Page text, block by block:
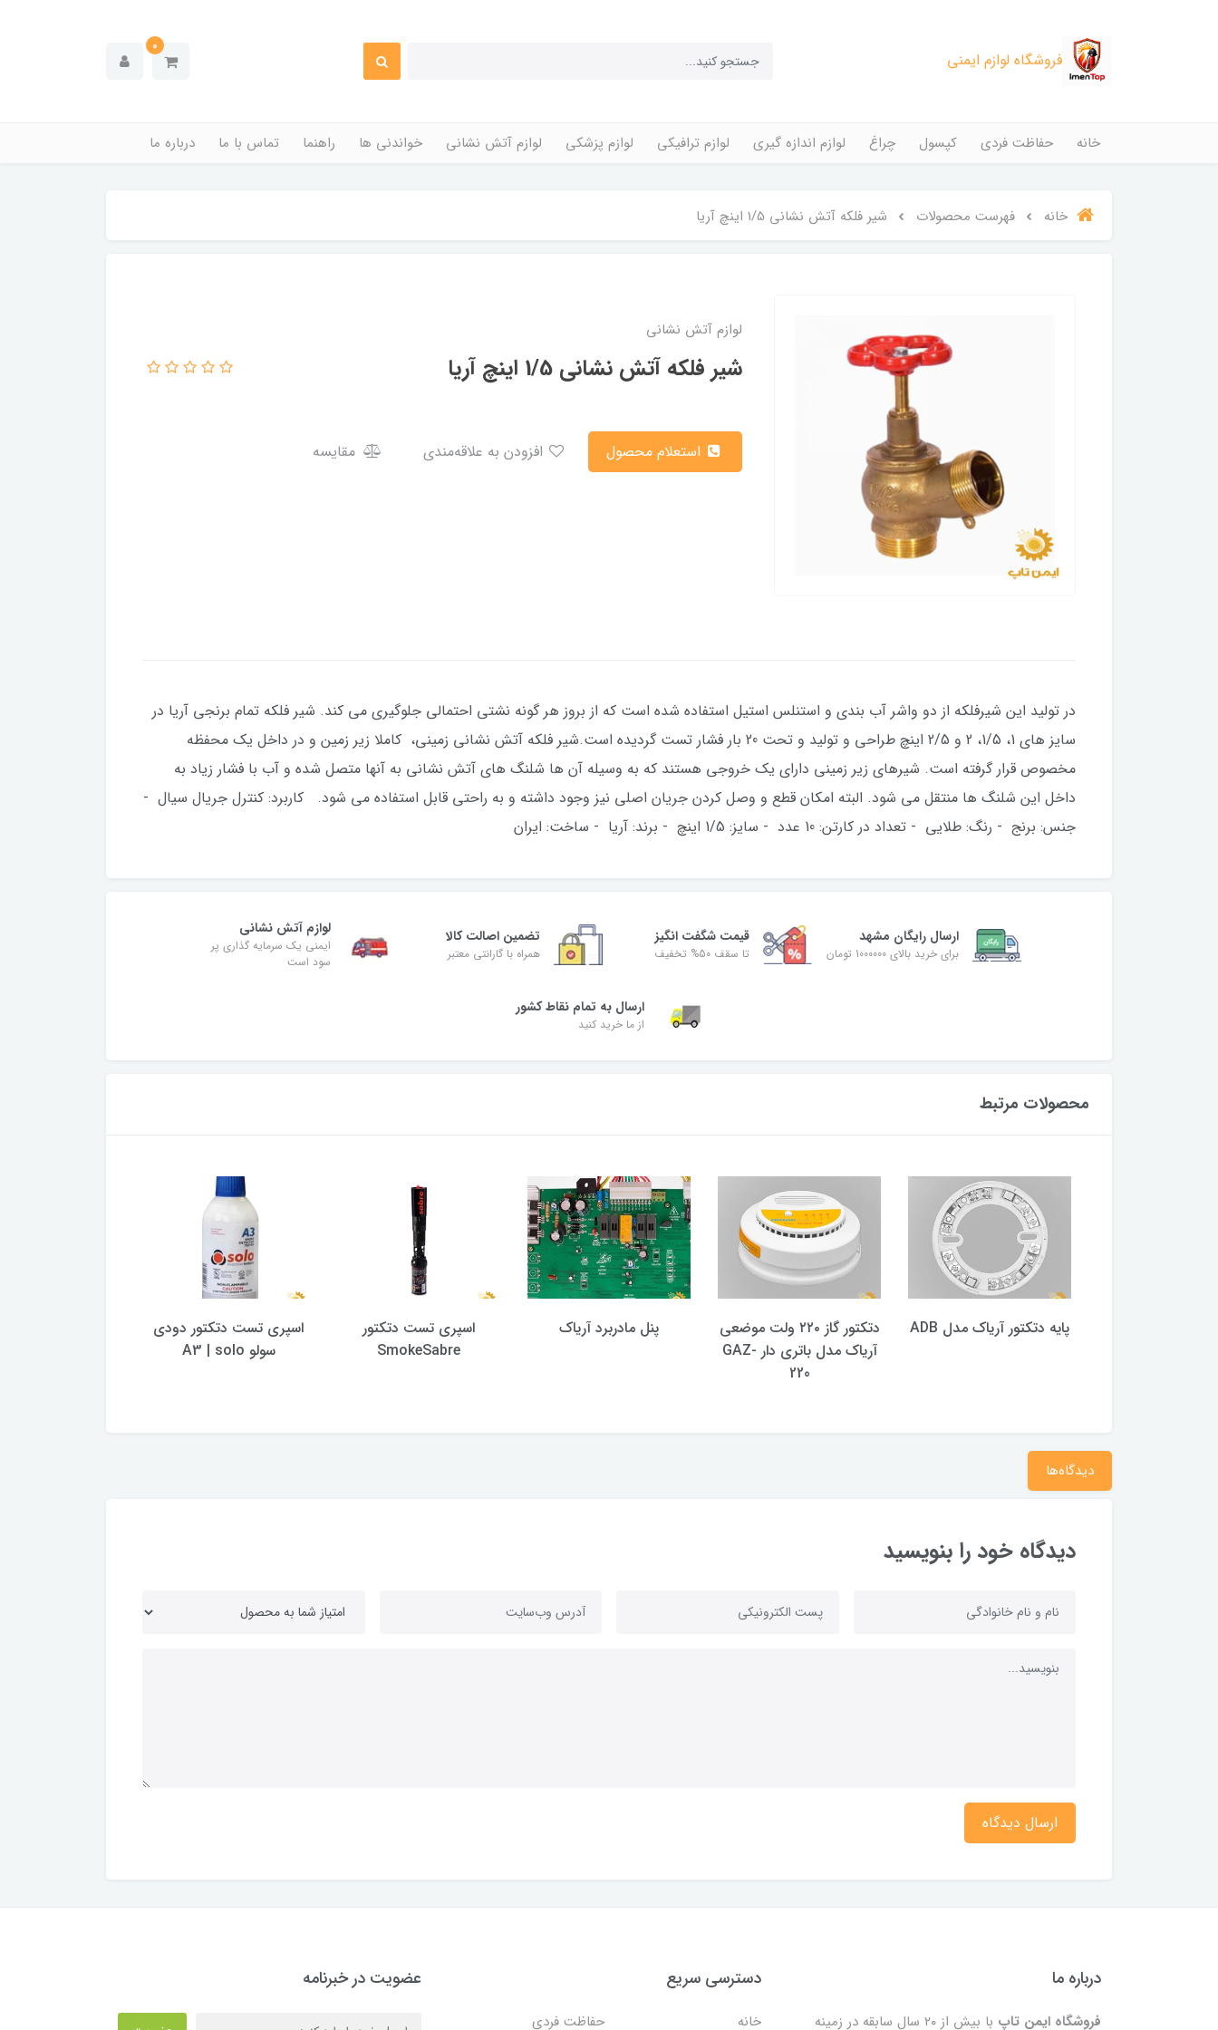
فروشگاه لوازم ایمنی
0
خانه حفاظت فردی کپسول چراغ لوازم اندازه گیری لوازم ترافیکی لوازم پزشکی لوازم آتش نشانی خواندنی ها راهنما تماس با ما درباره ما
خانه فهرست محصولات شیر فلکه آتش نشانی 1/5 اینچ آریا
لوازم آتش نشانی
شیر فلکه آتش نشانی 1/5 اینچ آریا
مقایسه
در تولید این شیرفلکه از دو واشر آب بندی و استنلس استیل استفاده شده است که از بروز هر گونه نشتی احتمالی جلوگیری می کند. شیر فلکه تمام برنجی آریا در
سایز های 1، 1/5، 2 و 2/5 اینچ طراحی و تولید و تحت 20 بار فشار تست گردیده است.شیر فلکه آتش نشانی زمینی، کاملا زیر زمین و در داخل یک محفظه
مخصوص قرار گرفته است. شیرهای زیر زمینی دارای یک خروجی هستند که به وسیله آن ها شلنگ های آتش نشانی به آنها متصل شده و آب با فشار زیاد به
داخل این شلنگ ها منتقل می شود. البته امکان قطع و وصل کردن جریان اصلی نیز وجود داشته و به راحتی قابل استفاده می شود. کاربرد: کنترل جریال سیال -
جنس: برنج - رنگ: طلایی - تعداد در کارتن: 10 عدد - سایز: 1/5 اینچ - برند: آریا - ساخت: ایران
ارسال رایگان مشهد
برای خرید بالای 1000000 تومان
قیمت شگفت‌ انگیز
تا سقف 50% تخفیف
تضمین اصالت کالا
همراه با گارانتی معتبر
لوازم آتش نشانی
ایمنی یک سرمایه گذاری پر
سود است
ارسال به تمام نقاط کشور
از ما خرید کنید
محصولات مرتبط
پایه دتکتور آریاک مدل ADB
دتکتور گاز ۲۲۰ ولت موضعی
آریاک مدل باتری دار GAZ-
220
پنل مادربرد آریاک
اسپری تست دتکتور
SmokeSabre
اسپری تست دتکتور دودی
سولو A3 | solo
دیدگاه‌ها
دیدگاه خود را بنویسید
ارسال دیدگاه
درباره ما
فروشگاه ایمن تاپ با بیش از ۲۰ سال سابقه در زمینه
دسترسی سریع
خانه حفاظت فردی
عضویت در خبرنامه